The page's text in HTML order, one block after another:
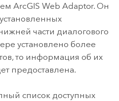
ArcGIS Web Adaptor. Он
части диалогового
установлено более
то информация об их
предоставлена.
список доступных